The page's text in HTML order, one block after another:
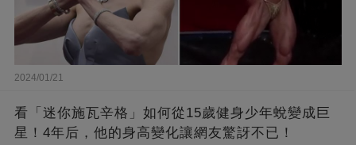
2024/01/21
看「迷你施瓦辛格」如何從15歲健身少年蛻變成巨
星！4年后，他的身高變化讓網友驚訝不已！